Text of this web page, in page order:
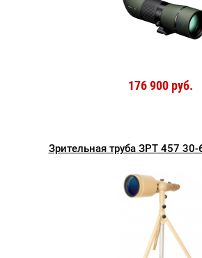
176 900 руб.
Зрительная труба ЗРТ 457